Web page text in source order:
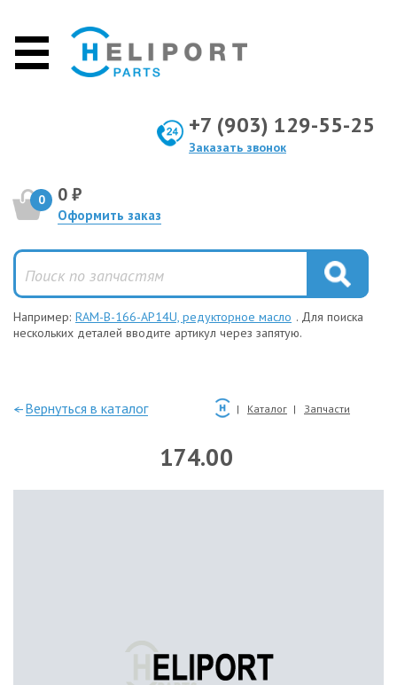
+7 (903) 129-55-25
Заказать звонок
0 0 ₽
Оформить заказ
Например: RAM-B-166-AP14U, редукторное масло . Для поиска
нескольких деталей вводите артикул через запятую.
—Вернуться в каталог Каталог Запчасти
174.00